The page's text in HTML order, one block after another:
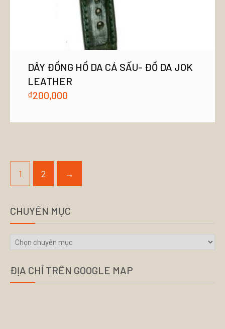
DÂY ĐỒNG HỒ DA CÁ SẤU- ĐỒ DA JOK
LEATHER
₫200,000
1 2 →
CHUYÊN MỤC
CHUYÊN
ĐỊA CHỈ TRÊN GOOGLE MAP